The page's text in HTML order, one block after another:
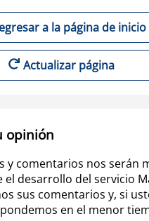
a la página de inicio
Actualizar página
opinión
y comentarios nos serán
desarrollo del servicio
sus comentarios y, si
en el menor